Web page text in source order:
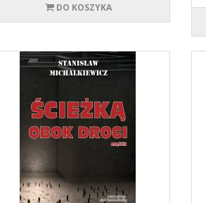
DO KOSZYKA